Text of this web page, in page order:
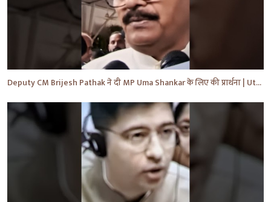
Deputy CM Brijesh Pathak ने दी MP Uma Shankar के लिए की प्रार्थना | Uttar Pradesh News #shorts #yt